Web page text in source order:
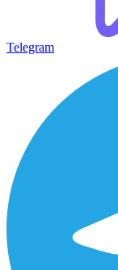
Telegram